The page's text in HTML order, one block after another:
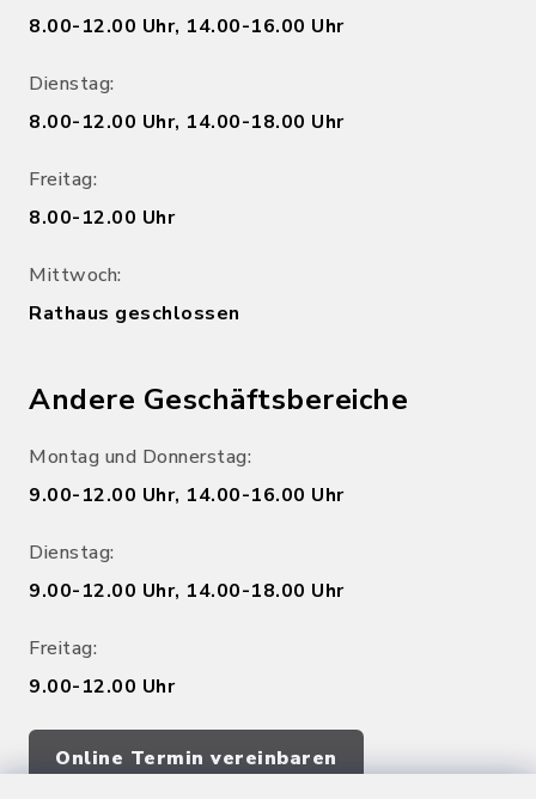
8.00-12.00 Uhr, 14.00-16.00 Uhr
Dienstag:
8.00-12.00 Uhr, 14.00-18.00 Uhr
Freitag:
8.00-12.00 Uhr
Mittwoch:
Rathaus geschlossen
Andere Geschäftsbereiche
Montag und Donnerstag:
9.00-12.00 Uhr, 14.00-16.00 Uhr
Dienstag:
9.00-12.00 Uhr, 14.00-18.00 Uhr
Freitag:
9.00-12.00 Uhr
Online Termin vereinbaren